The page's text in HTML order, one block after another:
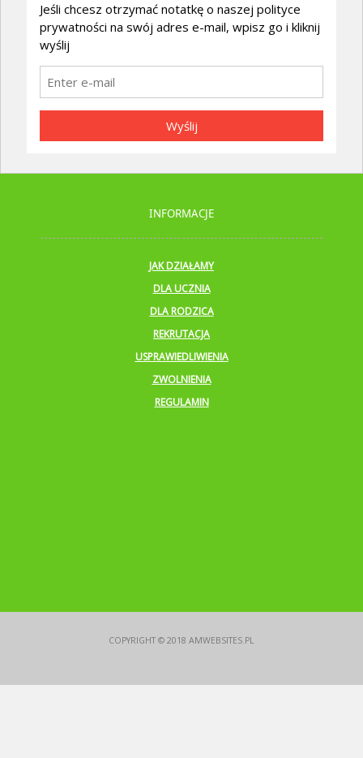
Jeśli chcesz otrzymać notatkę o naszej polityce
prywatności na swój adres e-mail, wpisz go i kliknij
wyślij
Wyślij
INFORMACJE
JAK DZIAŁAMY
DLA UCZNIA
DLA RODZICA
REKRUTACJA
USPRAWIEDLIWIENIA
ZWOLNIENIA
REGULAMIN
COPYRIGHT © 2018 AMWEBSITES.PL